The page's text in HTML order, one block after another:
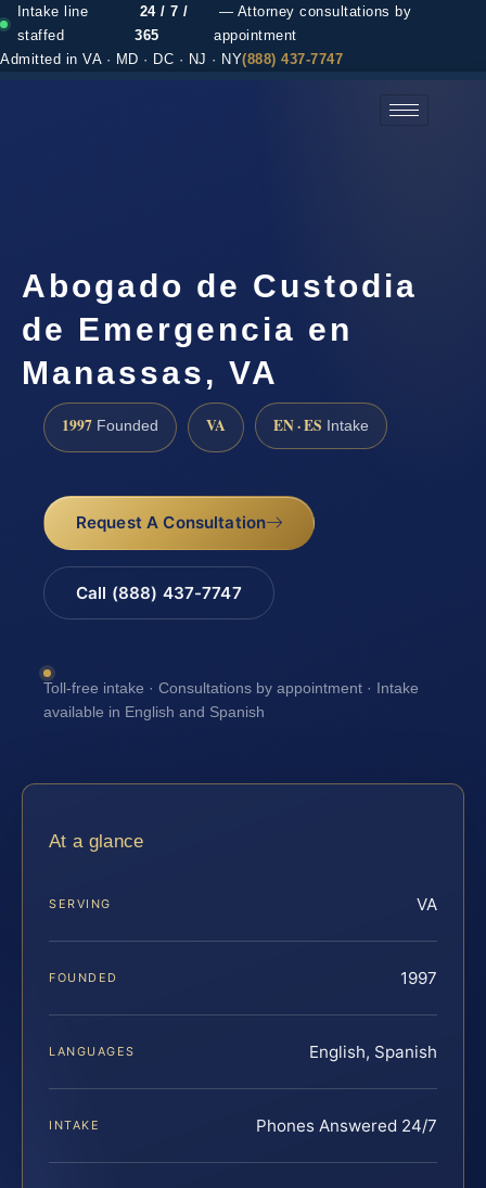
Intake line
staffed
24 / 7 /
365
— Attorney consultations by
appointment
Admitted in VA · MD · DC · NJ · NY(888) 437-7747
Abogado de Custodia
de Emergencia en
Manassas, VA
1997 Founded VA EN · ES Intake
Request A Consultation
Call (888) 437-7747
Toll-free intake · Consultations by appointment · Intake
available in English and Spanish
At a glance
SERVING VA
FOUNDED 1997
LANGUAGES English, Spanish
INTAKE Phones Answered 24/7